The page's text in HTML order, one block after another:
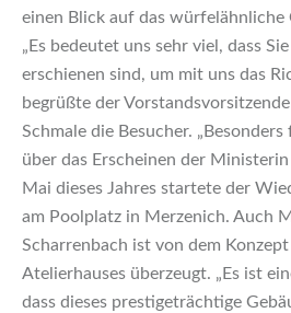
einen Blick auf das würfelähnliche
„Es bedeutet uns sehr viel, dass
erschienen sind, um mit uns das
begrüßte der
Schmale die Besucher.
über das Erscheinen der Ministerin
Mai dieses Jahres startete der
am Poolplatz in Merzenich. Auch
Scharrenbach ist von dem Konzept
Atelierhauses überzeugt. „Es ist
dass dieses prestigeträchtige